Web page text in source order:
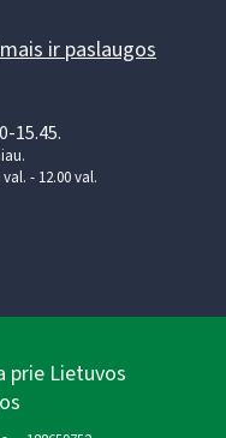
ir paslaugos
15.45.
- 12.00 val.
prie Lietuvos